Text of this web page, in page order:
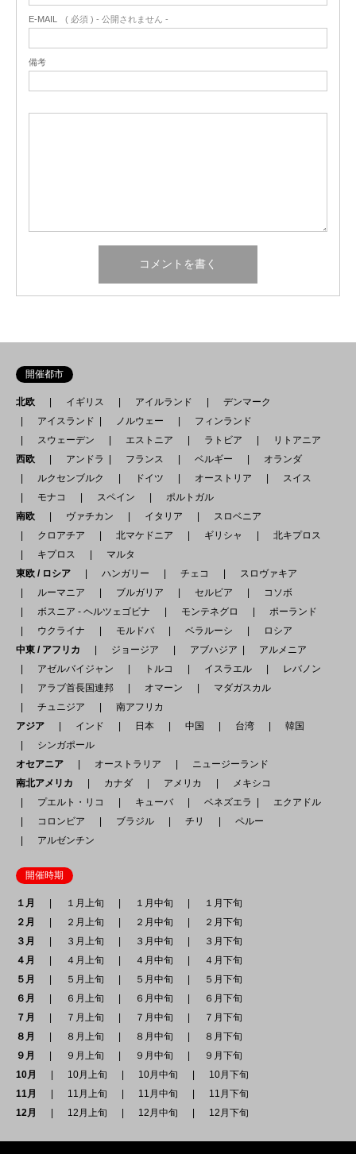
E-MAIL ( 必須 ) - 公開されません -
備考
開催都市
北欧 イギリス アイルランド
デンマーク
アイスランド
ノルウェー
フィンランド
スウェーデン
エストニア ラトビア
リトアニア
西欧
アンドラ フランス ベルギー
オランダ
ルクセンブルク
ドイツ オーストリア
スイス
モナコ
スペイン
ポルトガル
南欧
ヴァチカン イタリア
スロベニア
クロアチア
北マケドニア ギリシャ
北キプロス
キプロス
マルタ
東欧 / ロシア
ハンガリー チェコ
スロヴァキア
ルーマニア
ブルガリア セルビア
コソボ
ボスニア - ヘルツェゴビナ
モンテネグロ
ポーランド
ウクライナ
モルドバ ベラルーシ
ロシア
中東 / アフリカ
ジョージア アブハジア
アルメニア
アゼルバイジャン
トルコ イスラエル
レバノン
アラブ首長国連邦
オマーン
マダガスカル
チュニジア
南アフリカ
アジア
インド 日本 中国 台湾
韓国
シンガポール
オセアニア
オーストラリア
ニュージーランド
南北アメリカ
カナダ アメリカ
メキシコ
プエルト・リコ
キューバ ベネズエラ
エクアドル
コロンビア
ブラジル チリ
ペルー
アルゼンチン
開催時期
１月 １月上旬 １月中旬
１月下旬
２月
２月上旬 ２月中旬
２月下旬
３月
３月上旬 ３月中旬
３月下旬
４月
４月上旬 ４月中旬
４月下旬
５月
５月上旬 ５月中旬
５月下旬
６月
６月上旬 ６月中旬
６月下旬
７月
７月上旬 ７月中旬
７月下旬
８月
８月上旬 ８月中旬
８月下旬
９月
９月上旬 ９月中旬
９月下旬
10月
10月上旬 10月中旬
10月下旬
11月
11月上旬 11月中旬
11月下旬
12月
12月上旬 12月中旬 12月下旬